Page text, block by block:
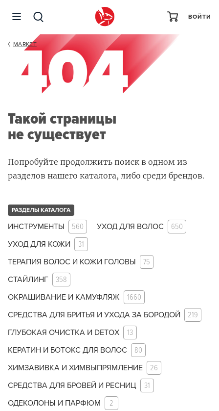
ВОЙТИ
MARKET
Такой страницы
не существует
Попробуйте продолжить поиск в одном из
разделов нашего каталога, либо среди брендов.
РАЗДЕЛЫ КАТАЛОГА
ИНСТРУМЕНТЫ 560 УХОД ДЛЯ ВОЛОС 650
УХОД ДЛЯ КОЖИ 31
ТЕРАПИЯ ВОЛОС И КОЖИ ГОЛОВЫ 75
СТАЙЛИНГ 358
ОКРАШИВАНИЕ И КАМУФЛЯЖ 1660
СРЕДСТВА ДЛЯ БРИТЬЯ И УХОДА ЗА БОРОДОЙ 219
ГЛУБОКАЯ ОЧИСТКА И DETOX 13
КЕРАТИН И БОТОКС ДЛЯ ВОЛОС 80
ХИМЗАВИВКА И ХИМВЫПРЯМЛЕНИЕ 26
СРЕДСТВА ДЛЯ БРОВЕЙ И РЕСНИЦ 31
ОДЕКОЛОНЫ И ПАРФЮМ 2